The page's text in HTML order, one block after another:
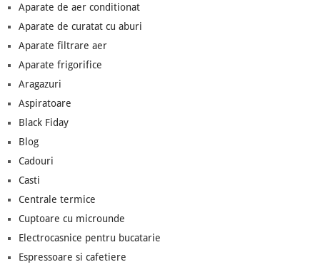
Aparate de aer conditionat
Aparate de curatat cu aburi
Aparate filtrare aer
Aparate frigorifice
Aragazuri
Aspiratoare
Black Fiday
Blog
Cadouri
Casti
Centrale termice
Cuptoare cu microunde
Electrocasnice pentru bucatarie
Espressoare si cafetiere